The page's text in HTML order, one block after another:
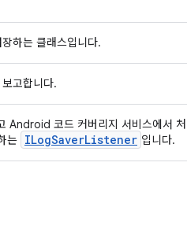
하는 클래스입니다.
고합니다.
Android 코드 커버리지 서비스에서
는 ILogSaverListener 입니다.